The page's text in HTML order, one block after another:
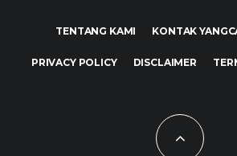
TENTANG KAMI KONTAK
PRIVACY POLICY DISCLAIMER